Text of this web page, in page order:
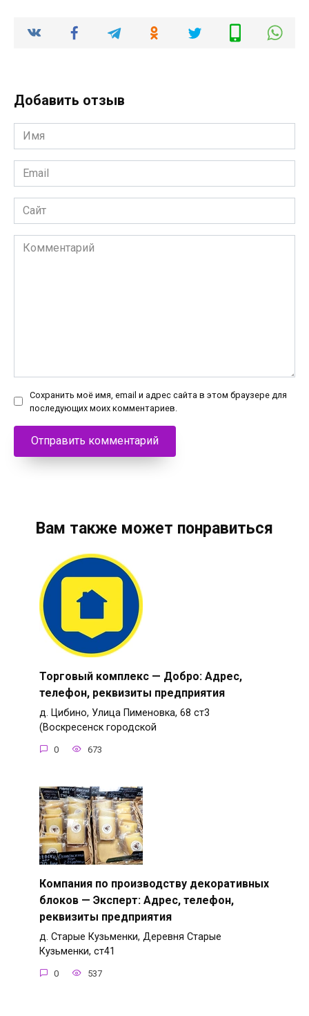
Добавить отзыв
Имя
*
Email
*
Сайт
Комментарий
Сохранить моё имя, email и адрес сайта в этом браузере для
последующих моих комментариев.
Вам также может понравиться
Торговый комплекс — Добро: Адрес,
телефон, реквизиты предприятия
д. Цибино, Улица Пименовка, 68 ст3
(Воскресенск городской
0 673
Компания по производству декоративных
блоков — Эксперт: Адрес, телефон,
реквизиты предприятия
д. Старые Кузьменки, Деревня Старые
Кузьменки, ст41
0 537